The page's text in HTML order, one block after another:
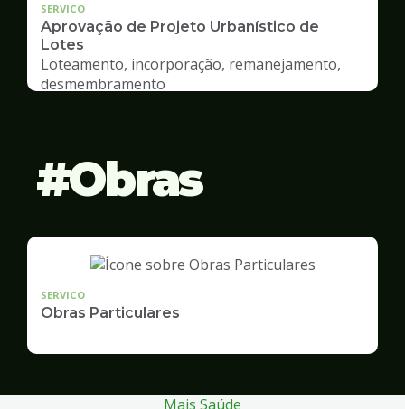
SERVICO
Aprovação de Projeto Urbanístico de
Lotes
Loteamento, incorporação, remanejamento,
desmembramento
Obras
SERVICO
Obras Particulares
Mais Saúde